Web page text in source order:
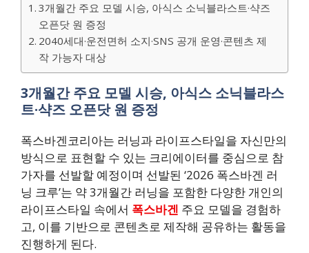
3개월간 주요 모델 시승, 아식스 소닉블라스트·샥즈
오픈닷 원 증정
2040세대·운전면허 소지·SNS 공개 운영·콘텐츠 제
작 가능자 대상
3개월간 주요 모델 시승, 아식스 소닉블라스
트·샥즈 오픈닷 원 증정
폭스바겐코리아는 러닝과 라이프스타일을 자신만의
방식으로 표현할 수 있는 크리에이터를 중심으로 참
가자를 선발할 예정이며 선발된 ‘2026 폭스바겐 러
닝 크루’는 약 3개월간 러닝을 포함한 다양한 개인의
라이프스타일 속에서 폭스바겐 주요 모델을 경험하
고, 이를 기반으로 콘텐츠로 제작해 공유하는 활동을
진행하게 된다.